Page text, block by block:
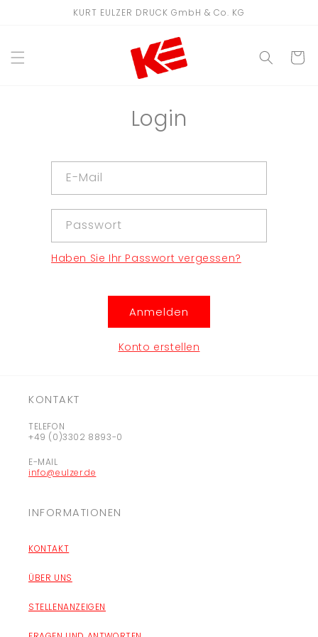
KURT EULZER DRUCK GmbH & Co. KG
Login
E-Mail
Passwort
Haben Sie Ihr Passwort vergessen?
Anmelden
Konto erstellen
KONTAKT
TELEFON
+49 (0)3302 8893-0
E-MAIL
info@eulzer.de
INFORMATIONEN
KONTAKT
ÜBER UNS
STELLENANZEIGEN